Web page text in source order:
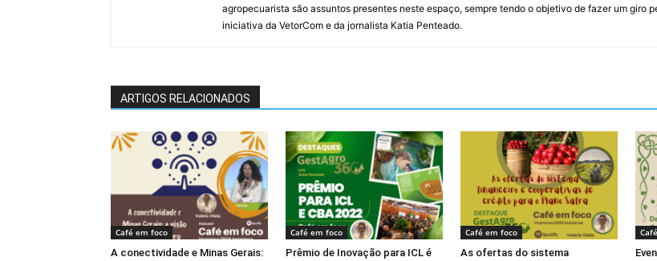
agropecuarista são assuntos presentes neste espaço, sempre tendo o objetivo de fazer um giro
iniciativa da VetorCom e da jornalista Katia Penteado.
ARTIGOS RELACIONADOS
Café em foco
A conectividade e Minas Gerais:
Café em foco
Prêmio de Inovação para ICL é
Café em foco
As ofertas do sistema